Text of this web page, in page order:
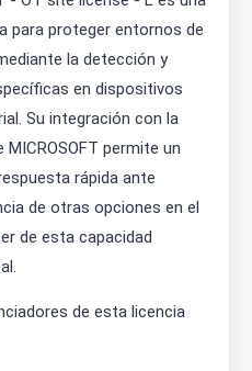
para proteger entornos de
la detección y
en dispositivos
Su integración con la
permite un
rápida ante
de otras opciones en el
de esta capacidad
de esta licencia